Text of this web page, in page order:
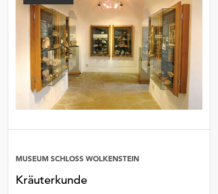
weiterhin
ausgeführt.
Möchten
verwendeten
Cookies
anpassen,
erreichen
die
„Auswählen“.
Kräuterkunde
MUSEUM SCHLOSS WOLKENSTEIN